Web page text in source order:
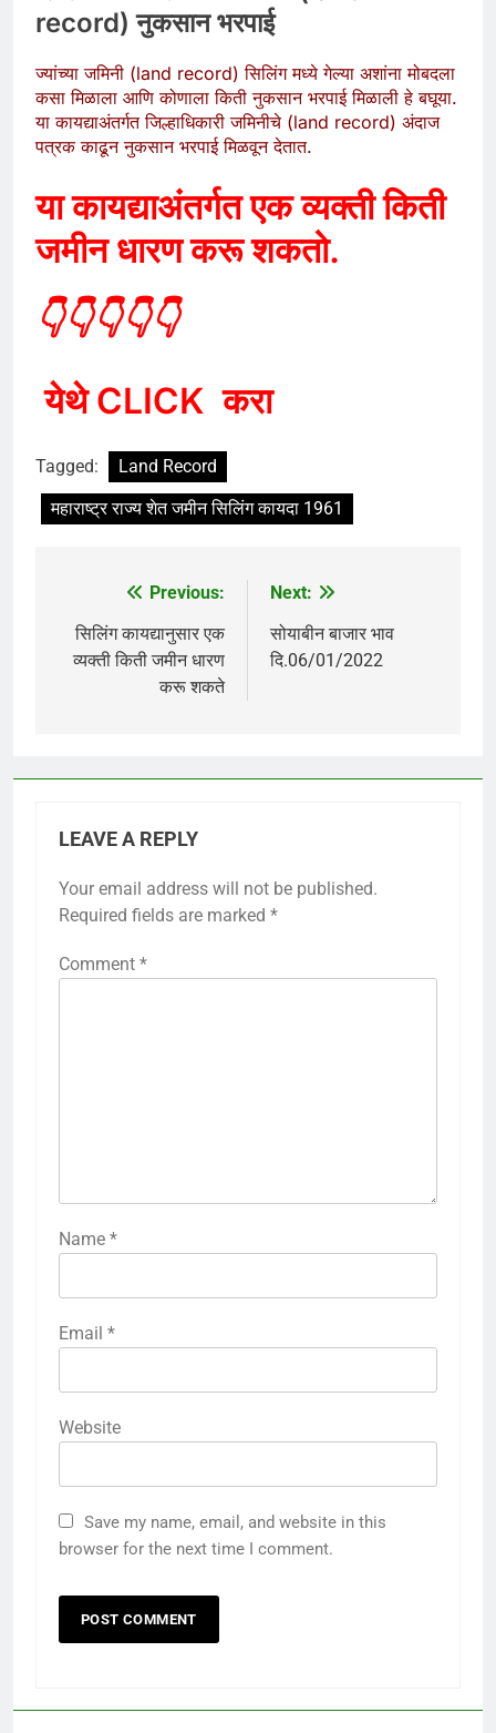
record) नुकसान भरपाई
ज्यांच्या जमिनी (land record) सिलिंग मध्ये गेल्या अशांना मोबदला
कसा मिळाला आणि कोणाला किती नुकसान भरपाई मिळाली हे बघूया.
या कायद्याअंतर्गत जिल्हाधिकारी जमिनीचे (land record) अंदाज
पत्रक काढून नुकसान भरपाई मिळवून देतात.
या कायद्याअंतर्गत एक व्यक्ती किती
जमीन धारण करू शकतो.
👇👇👇👇👇
येथे CLICK कर
Tagged:
Land Record
महाराष्ट्र राज्य शेत जमीन सिलिंग कायदा 1961
navigation
Previous:
सिलिंग कायद्यानुसार एक
व्यक्ती किती जमीन धारण
करू शकते
Next:
सोयाबीन बाजार भाव
दि.06/01/2022
LEAVE A REPLY
Your email address will not be published.
Required fields are marked *
Comment *
Name *
Email *
Website
Save my name, email, and website in this
browser for the next time I comment.